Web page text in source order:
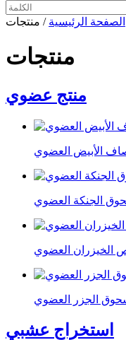
الصفحة الرئيسية / منتجات
منتجات
منتج عضوي
الأبيض العضوي
الجنكة العضوي
الخيزران العضوي
الجزر العضوي
استخراج عشبي